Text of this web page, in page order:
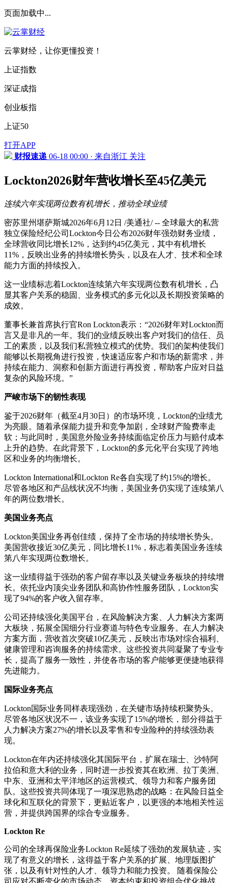
页面加载中...
云掌财经，让你更懂投资！
上证指数
深证成指
创业板指
上证50
打开APP
财报速递 06-18 00:00 · 来自浙江 关注
Lockton2026财年营收增长至45亿美元
连续六年实现两位数有机增长， 推动全球业绩
密苏里州堪萨斯城2026年6月12日 /美通社/ -- 全球最大的私营
独立保险经纪公司Lockton今日公布2026财年强劲财务业绩，
全球营收同比增长12%，达到约45亿美元，其中有机增长
11%，反映出业务的持续增长势头，以及在人才、技术和全球
能力方面的持续投入。
这一业绩标志着Lockton连续第六年实现两位数有机增长，凸
显其客户关系的稳固、业务模式的多元化以及长期投资策略的
成效。
董事长兼首席执行官Ron Lockton表示：“2026财年对Lockton而
言又是非凡的一年。我们的业绩反映出客户对我们的信任、员
工的素质，以及我们私营独立模式的优势。我们的架构使我们
能够以长期视角进行投资，快速适应客户和市场的新需求，并
持续在能力、洞察和创新方面进行再投资，帮助客户应对日益
复杂的风险环境。”
严峻市场下的韧性表现
鉴于2026财年（截至4月30日）的市场环境，Lockton的业绩尤
为亮眼。随着承保能力提升和竞争加剧，全球财产险费率走
软；与此同时，美国意外险业务持续面临定价压力与赔付成本
上升的趋势。在此背景下，Lockton的多元化平台实现了跨地
区和业务的均衡增长。
Lockton International和Lockton Re各自实现了约15%的增长。
尽管各地区和产品线状况不均衡，美国业务仍实现了连续第八
年的两位数增长。
美国业务亮点
Lockton美国业务再创佳绩，保持了全市场的持续增长势头。
美国营收接近30亿美元，同比增长11%，标志着美国业务连续
第八年实现两位数增长。
这一业绩得益于强劲的客户留存率以及关键业务板块的持续增
长。依托业内顶尖业务团队和高协作性服务团队，Lockton实
现了94%的客户收入留存率。
公司还持续强化美国平台，在风险解决方案、人力解决方案两
大板块，拓展全国细分行业赛道与特色专业服务。在人力解决
方案方面，营收首次突破10亿美元，反映出市场对综合福利、
健康管理和咨询服务的持续需求。这些投资共同凝聚了专业专
长，提高了服务一致性，并使各市场的客户能够更便捷地获得
先进能力。
国际业务亮点
Lockton国际业务同样表现强劲，在关键市场持续积聚势头。
尽管各地区状况不一，该业务实现了15%的增长，部分得益于
人力解决方案27%的增长以及零售和专业险种的持续强劲表
现。
Lockton在年内还持续强化其国际平台，扩展在瑞士、沙特阿
拉伯和意大利的业务，同时进一步投资其在欧洲、拉丁美洲、
中东、亚洲和太平洋地区的运营模式、领导力和客户服务团
队。这些投资共同体现了一项深思熟虑的战略：在风险日益全
球化和互联化的背景下，更贴近客户，以更强的本地相关性运
营，并提供跨国界的综合专业服务。
Lockton Re
公司的全球再保险业务Lockton Re延续了强劲的发展轨迹，实
现了有意义的增长，这得益于客户关系的扩展、地理版图扩
张，以及有针对性的人才、领导力和能力投资。 随着保险公
司应对不断变化的市场动态、资本约束和投资组合优化挑战，